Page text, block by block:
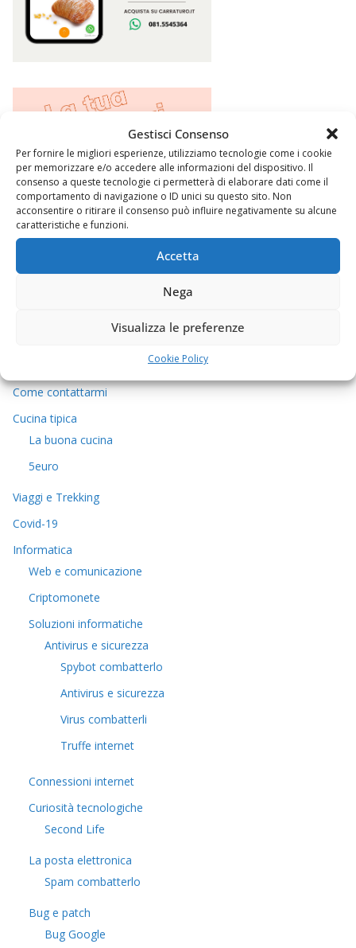
Gestisci Consenso
Per fornire le migliori esperienze, utilizziamo tecnologie come i cookie
per memorizzare e/o accedere alle informazioni del dispositivo. Il
consenso a queste tecnologie ci permetterà di elaborare dati come il
comportamento di navigazione o ID unici su questo sito. Non
acconsentire o ritirare il consenso può influire negativamente su alcune
caratteristiche e funzioni.
Accetta
Nega
Visualizza le preferenze
Cookie Policy
Come contattarmi
Cucina tipica
La buona cucina
5euro
Viaggi e Trekking
Covid-19
Informatica
Web e comunicazione
Criptomonete
Soluzioni informatiche
Antivirus e sicurezza
Spybot combatterlo
Antivirus e sicurezza
Virus combatterli
Truffe internet
Connessioni internet
Curiosità tecnologiche
​Second Life
La posta elettronica
Spam combatterlo
Bug e patch
Bug Google